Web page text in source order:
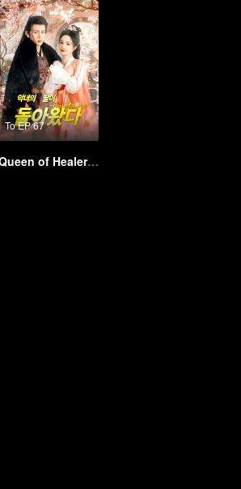
To EP 67
Queen of Healers(Korean Ver.)